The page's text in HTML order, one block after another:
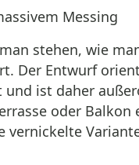
Messing
stehen, wie
Der Entwurf
ist daher
oder
vernickelte